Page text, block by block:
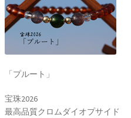
「プルート」
宝珠2026
最高品質クロムダイオプサイド